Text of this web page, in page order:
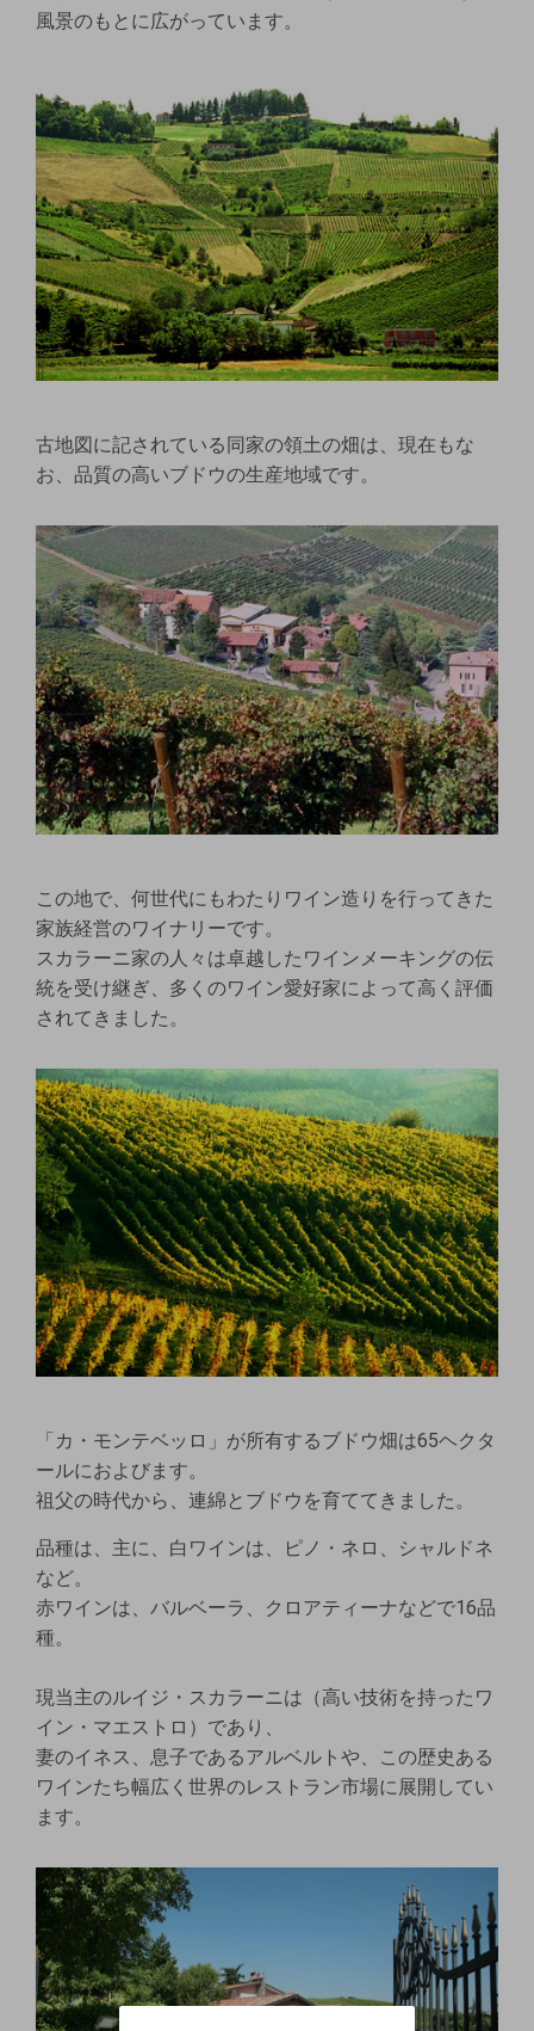
風景のもとに広がっています。
古地図に記されている同家の領土の畑は、現在もな
お、品質の高いブドウの生産地域です。
この地で、何世代にもわたりワイン造りを行ってきた
家族経営のワイナリーです。
スカラーニ家の人々は卓越したワインメーキングの伝
統を受け継ぎ、多くのワイン愛好家によって高く評価
されてきました。
「カ・モンテベッロ」が所有するブドウ畑は65ヘクタ
ールにおよびます。
祖父の時代から、連綿とブドウを育ててきました。
品種は、主に、白ワインは、ピノ・ネロ、シャルドネ
など。
赤ワインは、バルベーラ、クロアティーナなどで16品
種。
現当主のルイジ・スカラーニは（高い技術を持ったワ
イン・マエストロ）であり、
妻のイネス、息子であるアルベルトや、この歴史ある
ワインたち幅広く世界のレストラン市場に展開してい
ます。
20歳未満飲酒防止のため、年齢の確認を